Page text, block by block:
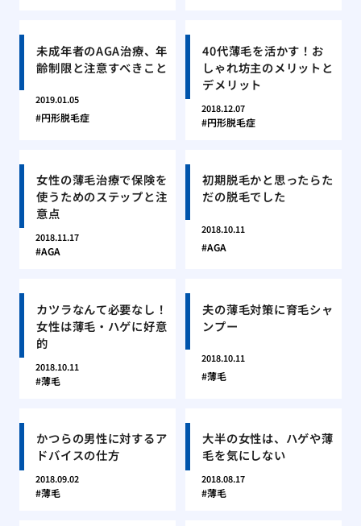
未成年者のAGA治療、年
齢制限と注意すべきこと
2019.01.05
円形脱毛症
40代薄毛を活かす！お
しゃれ坊主のメリットと
デメリット
2018.12.07
円形脱毛症
女性の薄毛治療で保険を
使うためのステップと注
意点
2018.11.17
AGA
初期脱毛かと思ったらた
だの脱毛でした
2018.10.11
AGA
カツラなんて必要なし！
女性は薄毛・ハゲに好意
的
2018.10.11
薄毛
夫の薄毛対策に育毛シャ
ンプー
2018.10.11
薄毛
かつらの男性に対するア
ドバイスの仕方
2018.09.02
薄毛
大半の女性は、ハゲや薄
毛を気にしない
2018.08.17
薄毛